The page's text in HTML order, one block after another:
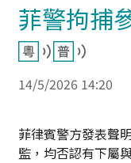
菲警拘捕
14/5/2026 14:20
菲律賓警方發表聲
監，均否認有下屬